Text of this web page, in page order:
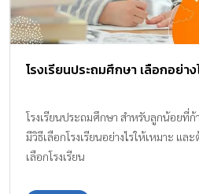
โรงเรียนประถมศึกษา เลือกอย่
โรงเรียนประถมศึกษา สำหรับลูกน้อยที่
มีวิธีเลือกโรงเรียนอย่างไรให้เหมาะ แล
เลือกโรงเรียน